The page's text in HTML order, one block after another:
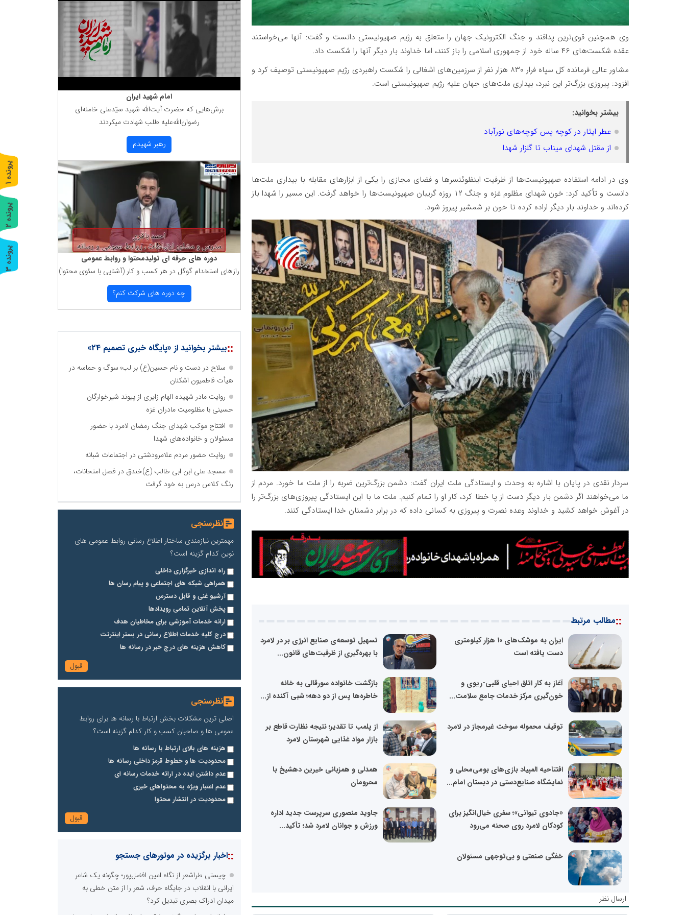
وی همچنین قوی‌ترین پدافند و جنگ الکترونیک جهان را متعلق به رژیم صهیونیستی دانست و گفت: آنها می‌خواستند
عقده شکست‌های ۴۶ ساله خود از جمهوری اسلامی را باز کنند، اما خداوند بار دیگر آنها را شکست داد.
مشاور عالی فرمانده کل سپاه فرار ۸۳۰ هزار نفر از سرزمین‌های اشغالی را شکست راهبردی رژیم صهیونیستی توصیف کرد و
افزود: پیروزی بزرگ‌تر این نبرد، بیداری ملت‌های جهان علیه رژیم صهیونیستی است.
بیشتر بخوانید:
عطر ایثار در کوچه پس کوچه‌های نورآباد
از مقتل شهدای میناب تا گلزار شهدا
وی در ادامه استفاده صهیونیست‌ها از ظرفیت اینفلوئنسرها و فضای مجازی را یکی از ابزارهای مقابله با بیداری ملت‌ها
دانست و تأکید کرد: خون شهدای مظلوم غزه و جنگ ۱۲ روزه گریبان صهیونیست‌ها را خواهد گرفت. این مسیر را شهدا باز
کرده‌اند و خداوند بار دیگر اراده کرده تا خون بر شمشیر پیروز شود.
سردار نقدی در پایان با اشاره به وحدت و ایستادگی ملت ایران گفت: دشمن بزرگ‌ترین ضربه را از ملت ما خورد. مردم از
ما می‌خواهند اگر دشمن بار دیگر دست از پا خطا کرد، کار او را تمام کنیم. ملت ما با این ایستادگی پیروزی‌های بزرگ‌تر را
در آغوش خواهد کشید و خداوند وعده نصرت و پیروزی به کسانی داده که در برابر دشمنان خدا ایستادگی کنند.
::مطالب مرتبط
ایران به موشک‌های ۱۰ هزار کیلومتری
دست یافته است
تسهیل توسعه‌ی صنایع انرژی‌ بر در لامرد
با بهره‌گیری از ظرفیت‌های قانون...
آغاز به کار اتاق احیای قلبی-ریوی و
خون‌گیری مرکز خدمات جامع سلامت...
بازگشت خانواده سورقالی به خانه
خاطره‌ها پس از دو دهه؛ شبی آکنده از...
توقیف محموله سوخت غیرمجاز در لامرد
از پلمب تا تقدیر؛ نتیجه نظارت قاطع بر
بازار مواد غذایی شهرستان لامرد
افتتاحیه المپیاد بازی‌های بومی‌محلی و
نمایشگاه صنایع‌دستی در دبستان امام...
همدلی و همزبانی خیرین دهشیخ با
محرومان
«جادوی تیوانی»؛ سفری خیال‌انگیز برای
کودکان لامرد روی صحنه می‌رود
جاوید منصوری سرپرست جدید اداره
ورزش و جوانان لامرد شد؛ تأکید...
خفگی صنعتی و بی‌توجهی مسئولان
ارسال نظر
امام شهید ایران
برش‌هایی كه حضرت آیت‌الله شهید سیّدعلی خامنه‌ای
رضوان‌الله‌علیه طلب شهادت میكردند
رهبر شهیدم
دوره های حرفه ای تولیدمحتوا و روابط عمومی
رازهای استخدام گوگل در هر كسب و كار (آشنایی با سئوی محتوا)
چه دوره های شركت كنم؟
::بیشتر بخوانید از «پایگاه خبری تصمیم 24»
سلاح در دست و نام حسین(ع) بر لب؛ سوگ و حماسه در
هیأت فاطمیون اشکنان
روایت مادر شهیده الهام زایری از پیوند شیرخوارگان
حسینی با مظلومیت مادران غزه
افتتاح موکب شهدای جنگ رمضان لامرد با حضور
مسئولان و خانواده‌های شهدا
روایت حضور مردم علامرودشتی در اجتماعات شبانه
مسجد علی ابن ابی طالب (ع)خندق در فصل امتحانات،
رنگ کلاس درس به خود گرفت
نظرسنجی
مهمترین نیازمندی ساختار اطلاع رسانی روابط عمومی های
نوین کدام گزینه است؟
راه اندازی خبرگزاری داخلی
همراهی شبکه های اجتماعی و پیام رسان ها
آرشیو غنی و قابل دسترس
پخش آنلاین تمامی رویدادها
ارائه خدمات آموزشی برای مخاطیان هدف
درج کلیه خدمات اطلاع رسانی در بستر اینترنت
کاهش هزینه های درج خبر در رسانه ها
نظرسنجی
اصلی ترین مشکلات بخش ارتباط با رسانه ها برای روابط
عمومی ها و صاحبان کسب و کار کدام گزینه است؟
هزینه های بالای ارتباط با رسانه ها
محدودیت ها و خطوط قرمز داخلی رسانه ها
عدم داشتن ایده در ارائه خدمات رسانه ای
عدم اعتبار ویژه به محتواهای خبری
محدودیت در انتشار محتوا
::اخبار برگزیده در موتورهای جستجو
چیستی طراشعر از نگاه امین افضل‌پور؛ چگونه یک شاعر
ایرانی با انقلاب در جایگاه حرف، شعر را از متن خطی به
میدان ادراک بصری تبدیل کرد؟
پ
ر
و
ن
د
ه
1
پ
ر
و
ن
د
ه
2
پ
ر
و
ن
د
ه
3